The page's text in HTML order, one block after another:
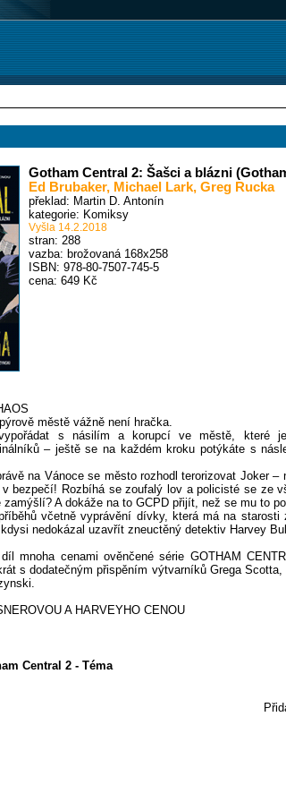
Gotham Central 2: Šašci a blázni
Ed Brubaker, Michael Lark, Greg Rucka
překlad: Martin D. Antonín
kategorie: Komiksy
Vyšla 14.2.2018
stran: 288
vazba: brožovaná 168x258
ISBN: 978-80-7507-745-5
cena: 649 Kč
městě vážně není hračka.
s násilím a korupcí ve městě, které
– ještě se na každém kroku potýkáte s
na Vánoce se město rozhodl terorizovat Joker
bezpečí! Rozbíhá se zoufalý lov a policisté se
A dokáže na to GCPD přijít, než se mu to
včetně vyprávění dívky, která má na
nedokázal uzavřít zneuctěný detektiv Harvey
mnoha cenami ověnčené série GOTHAM
s dodatečným přispěním výtvarníků Grega
A HARVEYHO CENOU
Central 2 - Téma